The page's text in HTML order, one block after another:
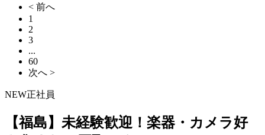
< 前へ
1
2
3
...
60
次へ >
NEW正社員
【福島】未経験歓迎！楽器・カメラ好